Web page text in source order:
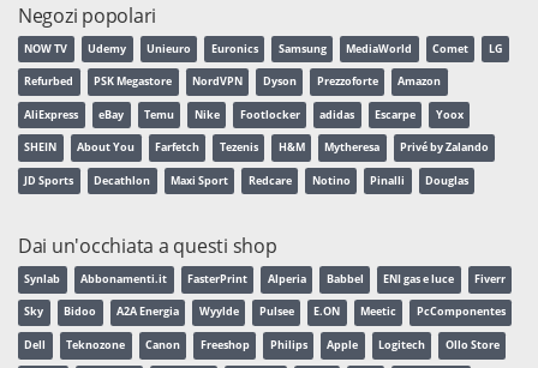
Negozi popolari
NOW TV Udemy Unieuro Euronics Samsung MediaWorld Comet LG
Refurbed PSK Megastore NordVPN Dyson Prezzoforte Amazon
AliExpress eBay Temu Nike Footlocker adidas Escarpe Yoox
SHEIN About You Farfetch Tezenis H&M Mytheresa Privé by Zalando
JD Sports Decathlon Maxi Sport Redcare Notino Pinalli Douglas
Dai un'occhiata a questi shop
Synlab Abbonamenti.it FasterPrint Alperia Babbel ENI gas e luce Fiverr
Sky Bidoo A2A Energia Wyylde Pulsee E.ON Meetic PcComponentes
Dell Teknozone Canon Freeshop Philips Apple Logitech Ollo Store